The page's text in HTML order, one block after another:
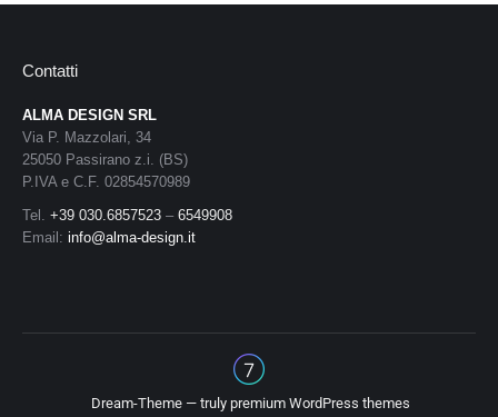
Contatti
ALMA DESIGN SRL
Via P. Mazzolari, 34
25050 Passirano z.i. (BS)
P.IVA e C.F. 02854570989
Tel. +39 030.6857523 – 6549908
Email: info@alma-design.it
Dream-Theme — truly premium WordPress themes